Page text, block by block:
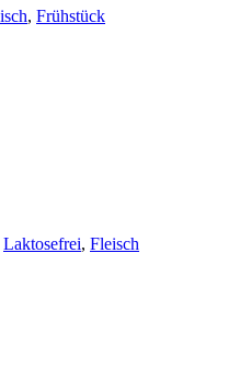
, Frühstück
Laktosefrei, Fleisch